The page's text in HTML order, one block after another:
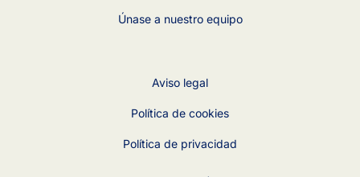
Únase a nuestro equipo
Aviso legal
Política de cookies
Política de privacidad